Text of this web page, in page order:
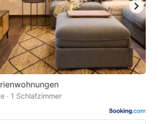
· 1 Schlafzimmer